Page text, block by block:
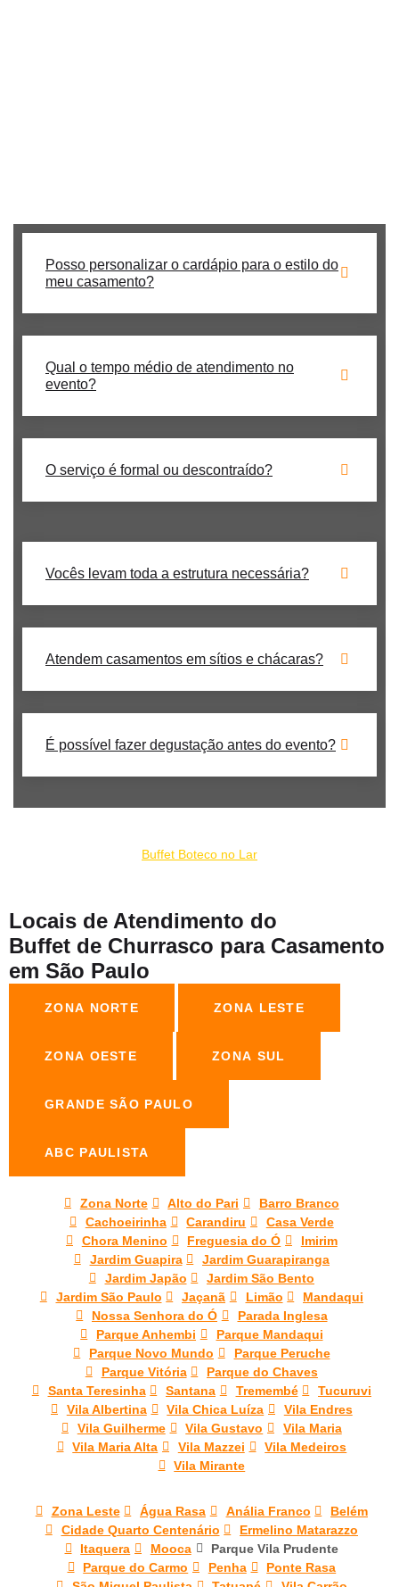
Posso personalizar o cardápio para o estilo do
meu casamento?
Qual o tempo médio de atendimento no
evento?
O serviço é formal ou descontraído?
Vocês levam toda a estrutura necessária?
Atendem casamentos em sítios e chácaras?
É possível fazer degustação antes do evento?
Buffet Boteco no Lar
Locais de Atendimento do
Buffet de Churrasco para Casamento
em São Paulo
ZONA NORTE ZONA LESTE
ZONA OESTE ZONA SUL
GRANDE SÃO PAULO
ABC PAULISTA
Zona Norte Alto do Pari
Barro Branco
Cachoeirinha
Carandiru
Casa Verde
Chora Menino
Freguesia do Ó
Imirim
Jardim Guapira
Jardim Guarapiranga
Jardim Japão
Jardim São Bento
Jardim São Paulo
Jaçanã Limão
Mandaqui
Nossa Senhora do Ó
Parada Inglesa
Parque Anhembi
Parque Mandaqui
Parque Novo Mundo
Parque Peruche
Parque Vitória
Parque do Chaves
Santa Teresinha
Santana Tremembé
Tucuruvi
Vila Albertina
Vila Chica Luíza
Vila Endres
Vila Guilherme
Vila Gustavo
Vila Maria
Vila Maria Alta
Vila Mazzei
Vila Medeiros
Vila Mirante
Zona Leste Água Rasa Anália Franco
Belém
Cidade Quarto Centenário
Ermelino Matarazzo
Itaquera
Mooca
Parque Vila Prudente
Parque do Carmo
Penha
Ponte Rasa